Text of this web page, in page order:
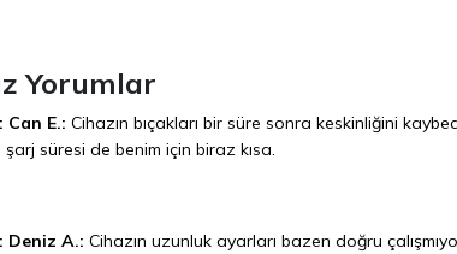
Yorumlar
Can E.: Cihazın bıçakları bir süre sonra keskinliğini
süresi de benim için biraz kısa.
Deniz A.: Cihazın uzunluk ayarları bazen doğru